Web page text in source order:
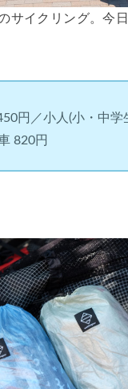
サイクリング。今
円／小人(小・中学
820円